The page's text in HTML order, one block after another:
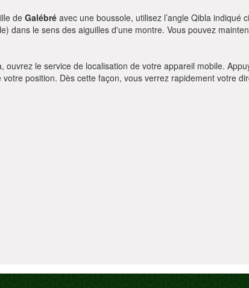
de Galébré avec une boussole, utilisez l’angle Qibla
dans le sens des aiguilles d'une montre. Vous pouvez
le service de localisation de votre appareil mobile.
position. Dès cette façon, vous verrez rapidement votre